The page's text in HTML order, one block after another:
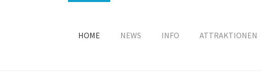
HOME NEWS INFO ATTRAKTIONEN